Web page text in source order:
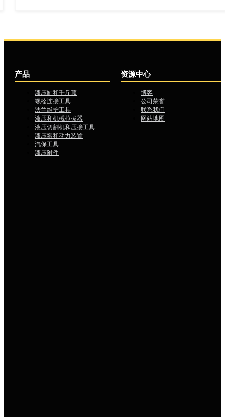
产品
液压缸和千斤顶
螺栓连接工具
法兰维护工具
液压和机械拉拔器
液压切割机和压接工具
液压泵和动力装置
汽保工具
液压附件
资源中心
博客
公司荣誉
联系我们
网站地图